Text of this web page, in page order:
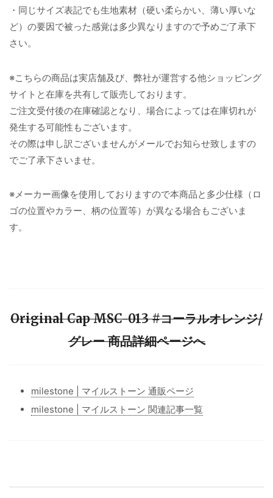
・同じサイズ表記でも生地素材（硬い柔らかい、薄い厚いな
ど）の要因で被った感覚は多少異なりますので予めご了承下
さい。
※こちらの商品は実店舗及び、弊社が運営する他ショッピング
サイトと在庫を共有して販売しております。
ご注文受付後の在庫確認となり、場合によっては在庫切れが
発生する可能性もございます。
その際は申し訳ございませんがメールでお知らせ致しますの
でご了承下さいませ。
※メーカー画像を使用しておりますので本商品と多少仕様（ロ
ゴの位置やカラー、柄の位置等）が異なる場合もございま
す。
Original Cap MSC-013 #コーラルオレンジ/
グレー 商品詳細ページへ
milestone | マイルストーン 通販ページ
milestone | マイルストーン 関連記事一覧